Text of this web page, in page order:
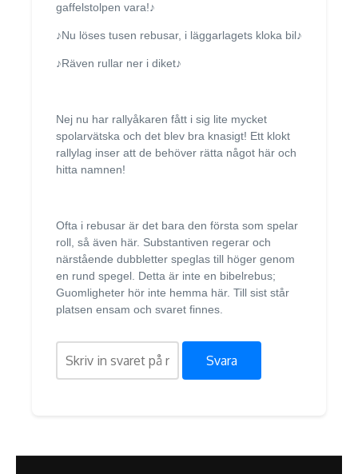
gaffelstolpen vara!♪
♪Nu löses tusen rebusar, i läggarlagets kloka bil♪
♪Räven rullar ner i diket♪
Nej nu har rallyåkaren fått i sig lite mycket
spolarvätska och det blev bra knasigt! Ett klokt
rallylag inser att de behöver rätta något här och
hitta namnen!
Ofta i rebusar är det bara den första som spelar
roll, så även här. Substantiven regerar och
närstående dubbletter speglas till höger genom
en rund spegel. Detta är inte en bibelrebus;
Guomligheter hör inte hemma här. Till sist står
platsen ensam och svaret finnes.
Svara